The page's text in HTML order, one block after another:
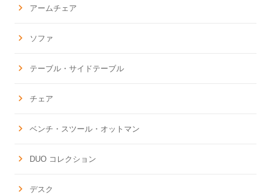
アームチェア
ソファ
テーブル・サイドテーブル
チェア
ベンチ・スツール・オットマン
DUO コレクション
デスク